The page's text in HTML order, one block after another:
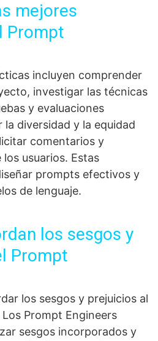
mejores
Prompt
incluyen comprender
investigar las técnicas
y evaluaciones
la diversidad y la equidad
comentarios y
usuarios. Estas
prompts efectivos y
de lenguaje.
los sesgos y
Prompt
los sesgos y prejuicios al
Prompt Engineers
sesgos incorporados y